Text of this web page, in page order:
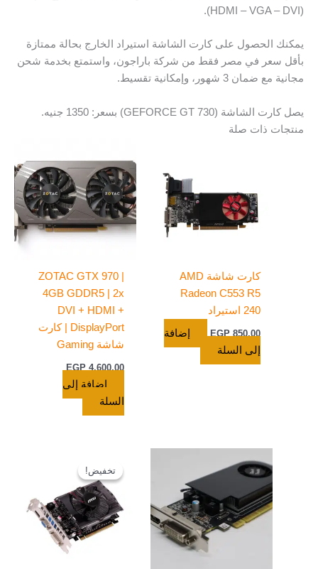
(HDMI – VGA – DVI).
يمكنك الحصول على كارت الشاشة استيراد الخارج بحالة ممتازة
بأقل سعر في مصر فقط من شركة باراجون، واستمتع بخدمة شحن
مجانية مع ضمان 3 شهور، وإمكانية تقسيط.
يصل كارت الشاشة (GEFORCE GT 730) بسعر: 1350 جنيه.
منتجات ذات صلة
كارت شاشة AMD
Radeon C553 R5
240 استيراد
EGP850,00
إضافة
إلى السلة
ZOTAC GTX 970 |
4GB GDDR5 | 2x
DVI + HDMI +
DisplayPort | كارت
شاشة Gaming
EGP4.600,00
إضافة إلى
السلة
تخفيض!
تخفيض!
هو:
EGP 1.350,00.